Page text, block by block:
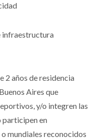
infraestructura
2 años de residencia
Aires que
y/o integren las
participen en
mundiales reconocidos